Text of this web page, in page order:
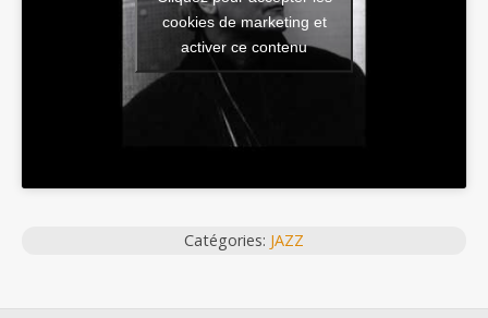
cookies de marketing et
activer ce contenu
Catégories: JAZZ